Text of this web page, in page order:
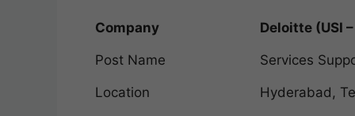
Company Deloitte (USI
Post Name Services
Location Hyderabad,